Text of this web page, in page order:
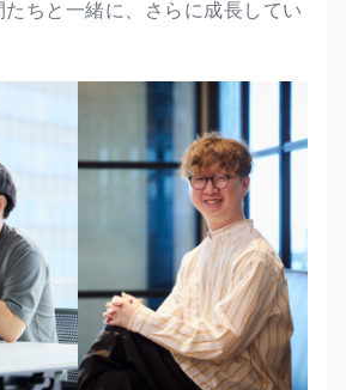
ちと一緒に、さらに成長してい